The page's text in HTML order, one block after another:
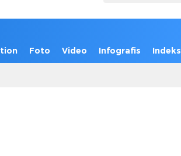
Foto Video Infografis Indeks